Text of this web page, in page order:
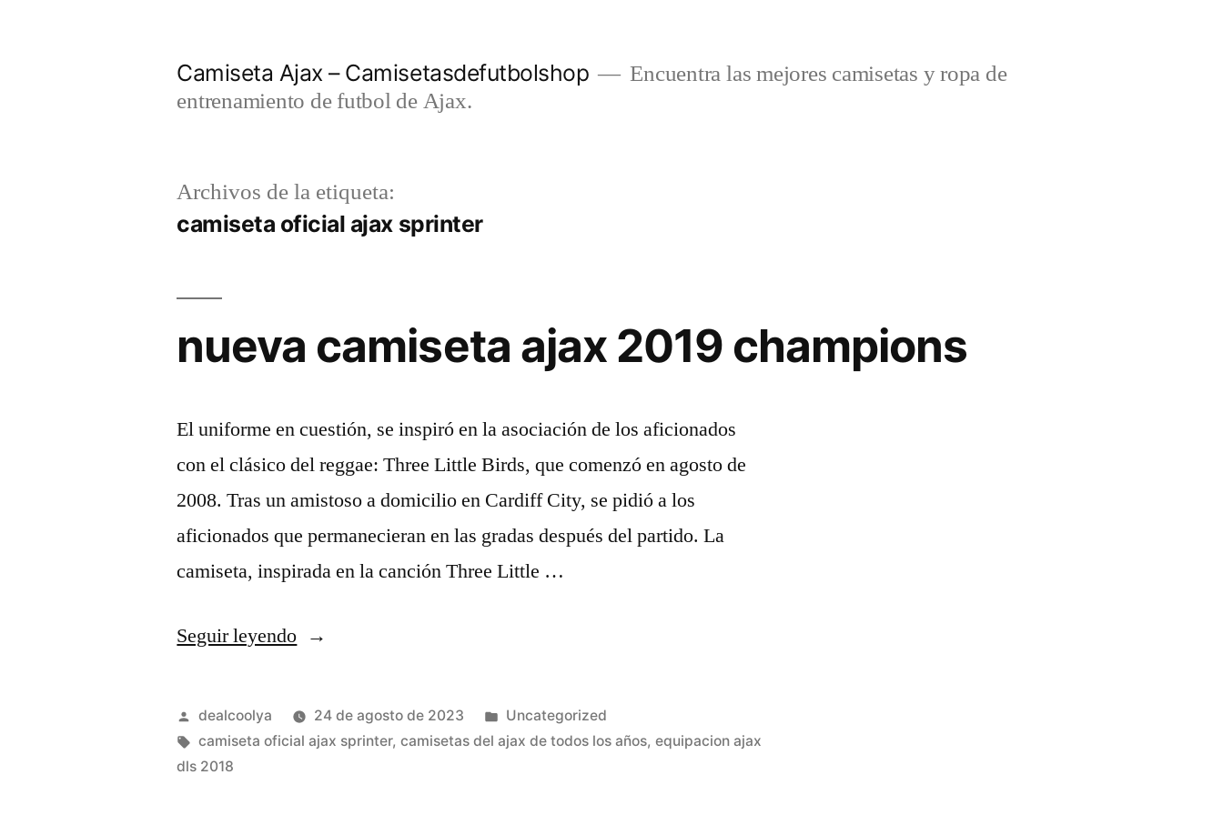
Camiseta Ajax – Camisetasdefutbolshop
Encuentra las mejores camisetas y ropa de
entrenamiento de futbol de Ajax.
Archivos de la etiqueta:
camiseta oficial ajax sprinter
nueva camiseta ajax 2019 champions
El uniforme en cuestión, se inspiró en la asociación de los aficionados
con el clásico del reggae: Three Little Birds, que comenzó en agosto de
2008. Tras un amistoso a domicilio en Cardiff City, se pidió a los
aficionados que permanecieran en las gradas después del partido. La
camiseta, inspirada en la canción Three Little …
Seguir leyendo«nueva
ajax
2019
Publicado
por
dealcoolya 24 de agosto de 2023
Publicado
en
Uncategorized
Etiquetas:
camiseta oficial ajax sprinter,camisetas del ajax de todos los años,equipacion ajax
dls 2018